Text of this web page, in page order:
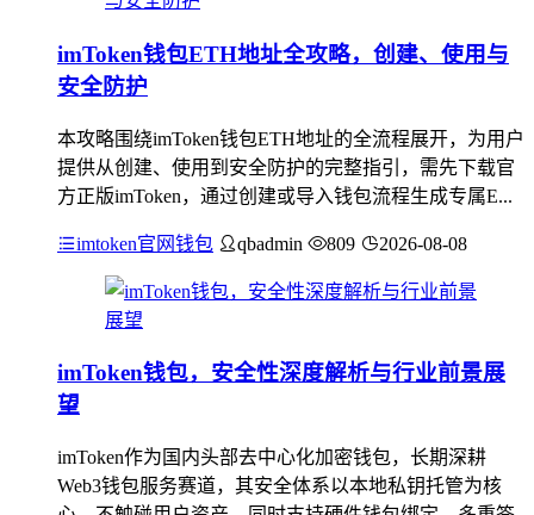
imToken钱包ETH地址全攻略，创建、使用与
安全防护
本攻略围绕imToken钱包ETH地址的全流程展开，为用户
提供从创建、使用到安全防护的完整指引，需先下载官
方正版imToken，通过创建或导入钱包流程生成专属E...
imtoken官网钱包 qbadmin 809 2026-08-08
imToken钱包，安全性深度解析与行业前景展
望
imToken作为国内头部去中心化加密钱包，长期深耕
Web3钱包服务赛道，其安全体系以本地私钥托管为核